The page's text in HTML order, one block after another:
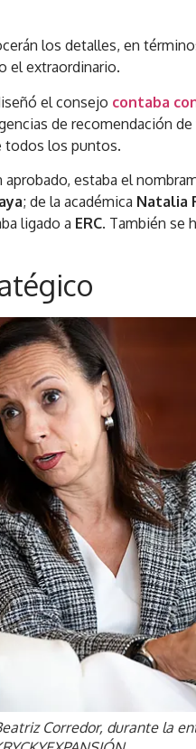
los detalles, en
el extraordinario.
el consejo contaba
de recomendación
todos los puntos.
estaba el
; de la académica Natalia
ligado a ERC. También se
Corredor, durante la